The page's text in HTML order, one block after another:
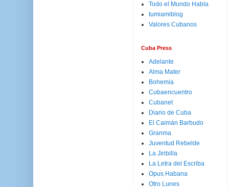
Todo el Mundo Habla
tumiamiblog
Valores Cubanos
Cuba Press
Adelante
Alma Mater
Bohemia
Cubaencuentro
Cubanet
Diario de Cuba
El Caimán Barbudo
Granma
Juventud Rebelde
La Jiribilla
La Letra del Escriba
Opus Habana
Otro Lunes